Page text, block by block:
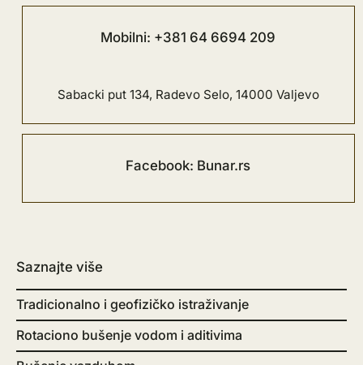
Mobilni: +381 64 6694 209
Sabacki put 134, Radevo Selo, 14000 Valjevo
Facebook: Bunar.rs
Saznajte više
Tradicionalno i geofizičko istraživanje
Rotaciono bušenje vodom i aditivima